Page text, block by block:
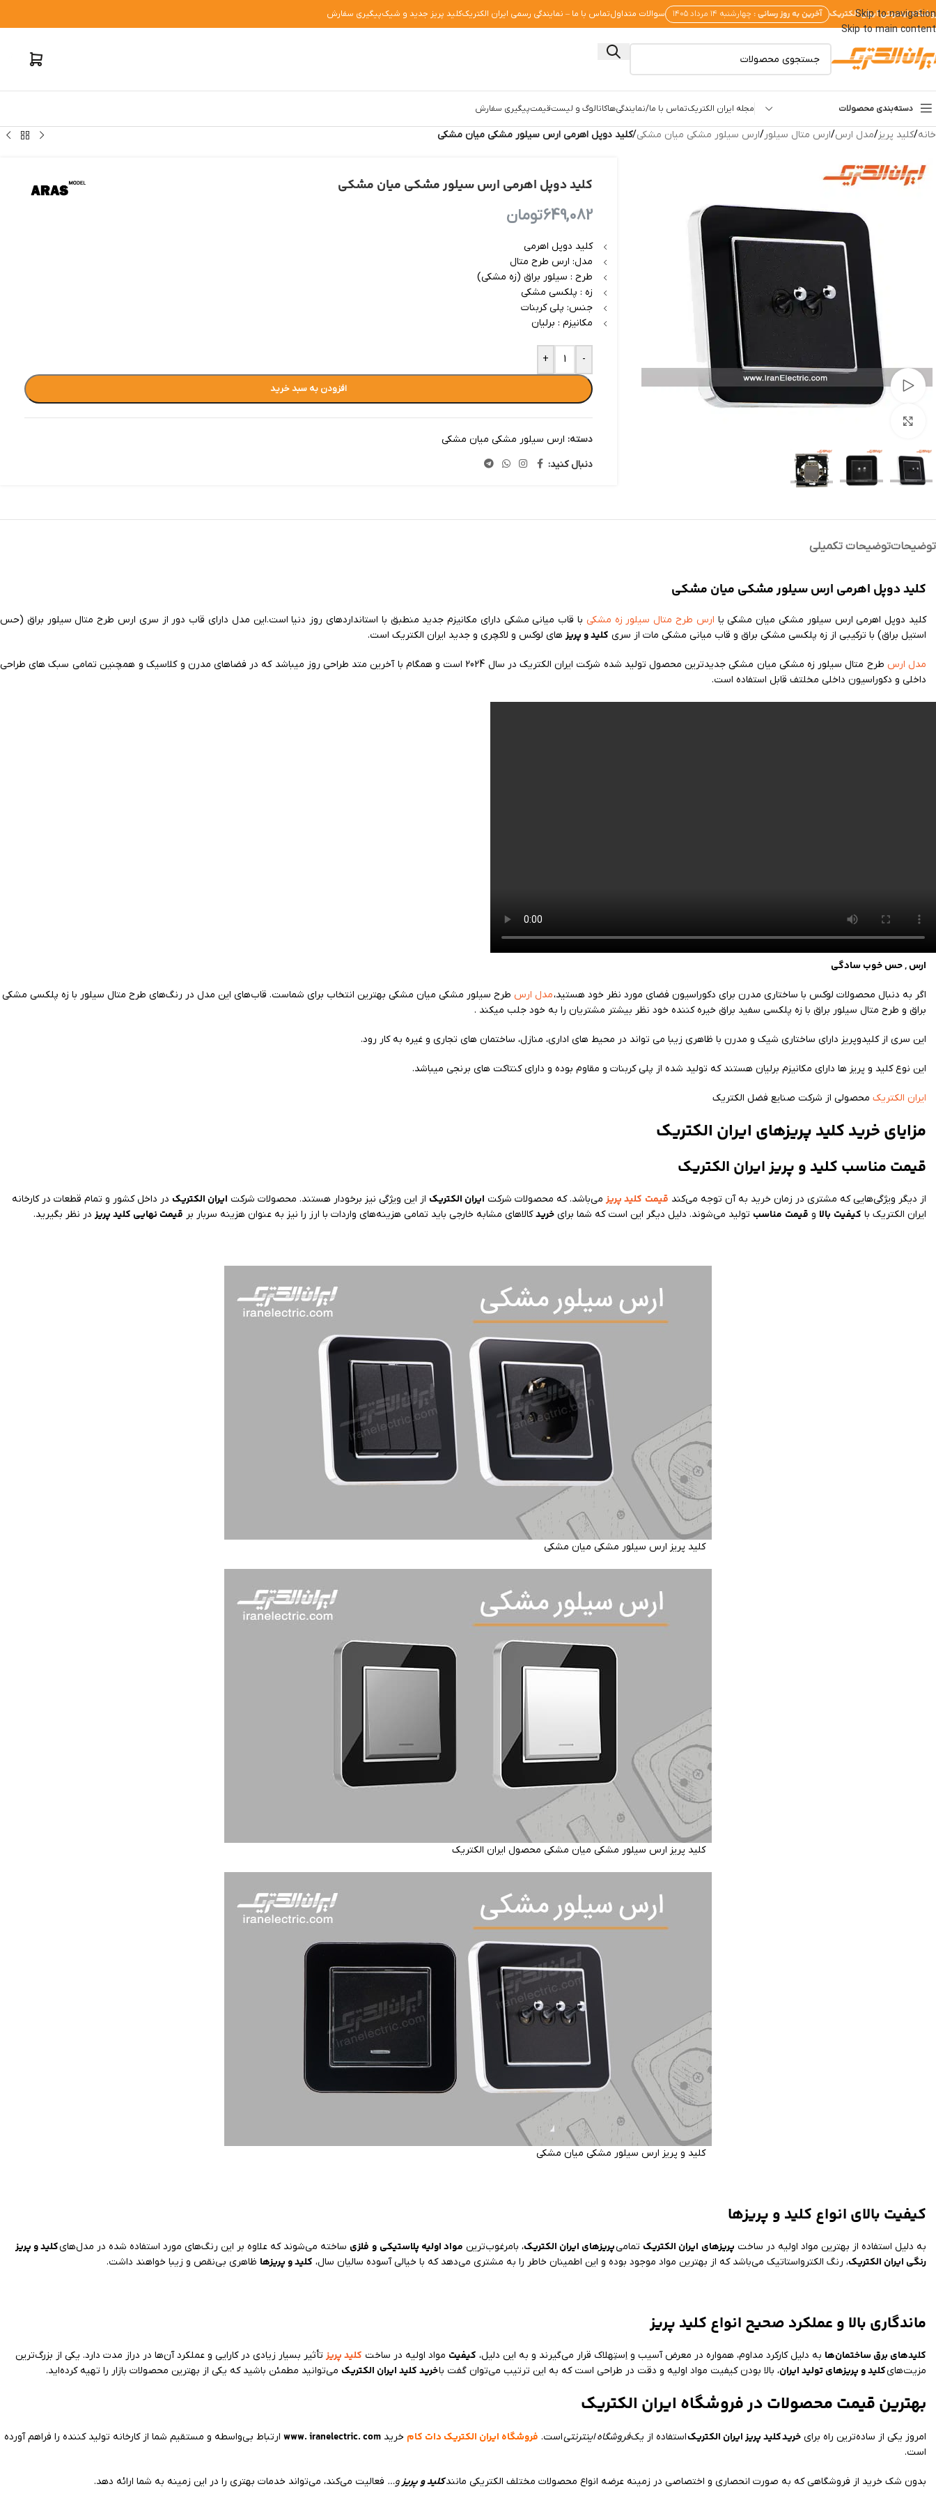
Skip to navigation
Skip to main content
اینترنتی ایران الکتریک آخرین به روز رسانی : چهارشنبه ۱۴ مرداد ۱۴۰۵ سوالات متداولتماس با ما – نمایندگی رسمی ایران الکتریککلید پریز جدید و شیکپیگیری سفارش
دسته‌بندی محصولات مجله ایران الکتریکتماس با ما/نمایندگی‌هاکاتالوگ و لیست‌قیمتپیگیری سفارش
خانه/کلید پریز/مدل ارس/ارس متال سیلور/ارس سیلور مشکی میان مشکی/کلید دوپل اهرمی ارس سیلور مشکی میان مشکی
تماشای ویدئو
کلید دوپل اهرمی ارس سیلور مشکی میان مشکی
649,082تومان
کلید دوپل اهرمی
مدل: ارس طرح متال
طرح : سیلور براق (زه مشکی)
زه : پلکسی مشکی
جنس: پلی کربنات
مکانیزم : برلیان
-
+
افزودن به سبد خرید
دسته: ارس سیلور مشکی میان مشکی
دنبال کنید:
توضیحاتتوضیحات تکمیلی
کلید دوپل اهرمی ارس سیلور مشکی میان مشکی
کلید دوپل اهرمی ارس سیلور مشکی میان مشکی یا ارس طرح متال سیلور زه مشکی با قاب میانی مشکی دارای مکانیزم جدید منطبق با استانداردهای روز دنیا است.این مدل دارای قاب دور از سری ارس طرح متال سیلور براق (حس
استیل براق) با ترکیبی از زه پلکسی مشکی براق و قاب میانی مشکی مات از سری کلید و پریز های لوکس و لاکچری و جدید ایران الکتریک است.
مدل ارس
طرح متال سیلور زه مشکی میان مشکی جدیدترین محصول تولید شده شرکت ایران الکتریک در سال 2024 است و همگام با آخرین متد طراحی روز میباشد که در فضاهای مدرن و کلاسیک و همچنین تمامی سبک های طراحی
داخلی و دکوراسیون داخلی مخلتف قابل استفاده است.
ارس , حس خوب سادگی
اگر به دنبال محصولات لوکس با ساختاری مدرن برای دکوراسیون فضای مورد نظر خود هستید،مدل‌ ارس طرح سیلور مشکی میان مشکی بهترین انتخاب برای شماست. قاب‌های این مدل در رنگ‌های طرح متال سیلور با زه پلکسی مشکی
براق و طرح متال سیلور براق با زه پلکسی سفید براق خیره کننده خود نظر بیشتر مشتریان را به خود جلب میکند .
این سری از کلیدوپریز دارای ساختاری شیک و مدرن با ظاهری زیبا می تواند در محیط های اداری، منازل، ساختمان های تجاری و غیره به کار رود.
این نوع کلید و پریز ها دارای مکانیزم برلیان هستند که تولید شده از پلی کربنات و مقاوم بوده و دارای کنتاکت های برنجی میباشد.
ایران الکتریک محصولی از شرکت صنایع فضل الکتریک
مزایای خرید کلید پریزهای ایران الکتریک
قیمت مناسب کلید و پریز ایران الکتریک
از دیگر ویژگی‌هایی که مشتری در زمان خرید به آن توجه می‌کند قیمت کلید پریز می‌باشد. که محصولات شرکت ایران الکتریک از این ویژگی نیز برخودار هستند. محصولات شرکت ایران الکتریک در داخل کشور و تمام قطعات در کارخانه
ایران الکتریک با کیفیت بالا و قیمت مناسب تولید می‌شوند. دلیل دیگر این است که شما برای خریدکالاهای مشابه خارجی باید تمامی هزینه‌های واردات با ارز را نیز به عنوان هزینه سربار بر قیمت نهایی کلید پریز در نظر بگیرید.
کلید پریز ارس سیلور مشکی میان مشکی
کلید پریز ارس سیلور مشکی میان مشکی محصول ایران الکتریک
کلید و پریز ارس سیلور مشکی میان مشکی
کیفیت بالای انواع کلید و پریزها
به دلیل استفاده از بهترین مواد اولیه در ساخت پریزهای ایران الکتریک تمامیپریزهای ایران الکتریک، بامرغوب‌ترین مواد اولیه پلاستیکی و فلزی ساخته می‌شوند که علاوه بر این رنگ‌های مورد استفاده شده در مدل‌هایکلید و پریز
رنگی ایران الکتریک، رنگ الکترواستاتیک می‌باشد که از بهترین مواد موجود بوده و این اطمینان خاطر را به مشتری می‌دهد که با خیالی آسوده سالیان سال، کلید و پریزها ظاهری بی‌نقص و زیبا خواهند داشت.
ماندگاری بالا و عملکرد صحیح انواع کلید پریز
کلیدهای برق ساختمان‌ها به دلیل کارکرد مداوم، همواره در معرض آسیب و اِستِهلاک قرار می‌گیرند و به این دلیل، کیفیت مواد اولیه در ساخت کلید پریز تأثیر بسیار زیادی در کارایی و عملکرد آن‌ها در دراز مدت دارد. یکی از بزرگ‌ترین
مزیت‌هایکلید و پریزهای تولید ایران، بالا بودن کیفیت مواد اولیه و دقت در طراحی است که به این ترتیب می‌توان گفت باخرید کلید ایران الکتریک می‌توانید مطمئن باشید که یکی از بهترین محصولات بازار را تهیه کرده‌اید.
بهترین قیمت محصولات در فروشگاه ایران الکتریک
امروز یکی از ساده‌ترین راه برای خریدکلید پریز ایران الکتریکاستفاده از یکفروشگاه اینترنتیاست. فروشگاه ایران الکتریک دات کام خرید www. iranelectric. com ارتباط بی‌واسطه و مستقیم شما از کارخانه تولید کننده را فراهم آورده
است.
بدون شک خرید از فروشگاهی که به صورت انحصاری و اختصاصی در زمینه عرضه انواع محصولات مختلف الکتریکی مانندکلید و پریزو… فعالیت می‌کند، می‌تواند خدمات بهتری را در این زمینه به شما ارائه دهد.